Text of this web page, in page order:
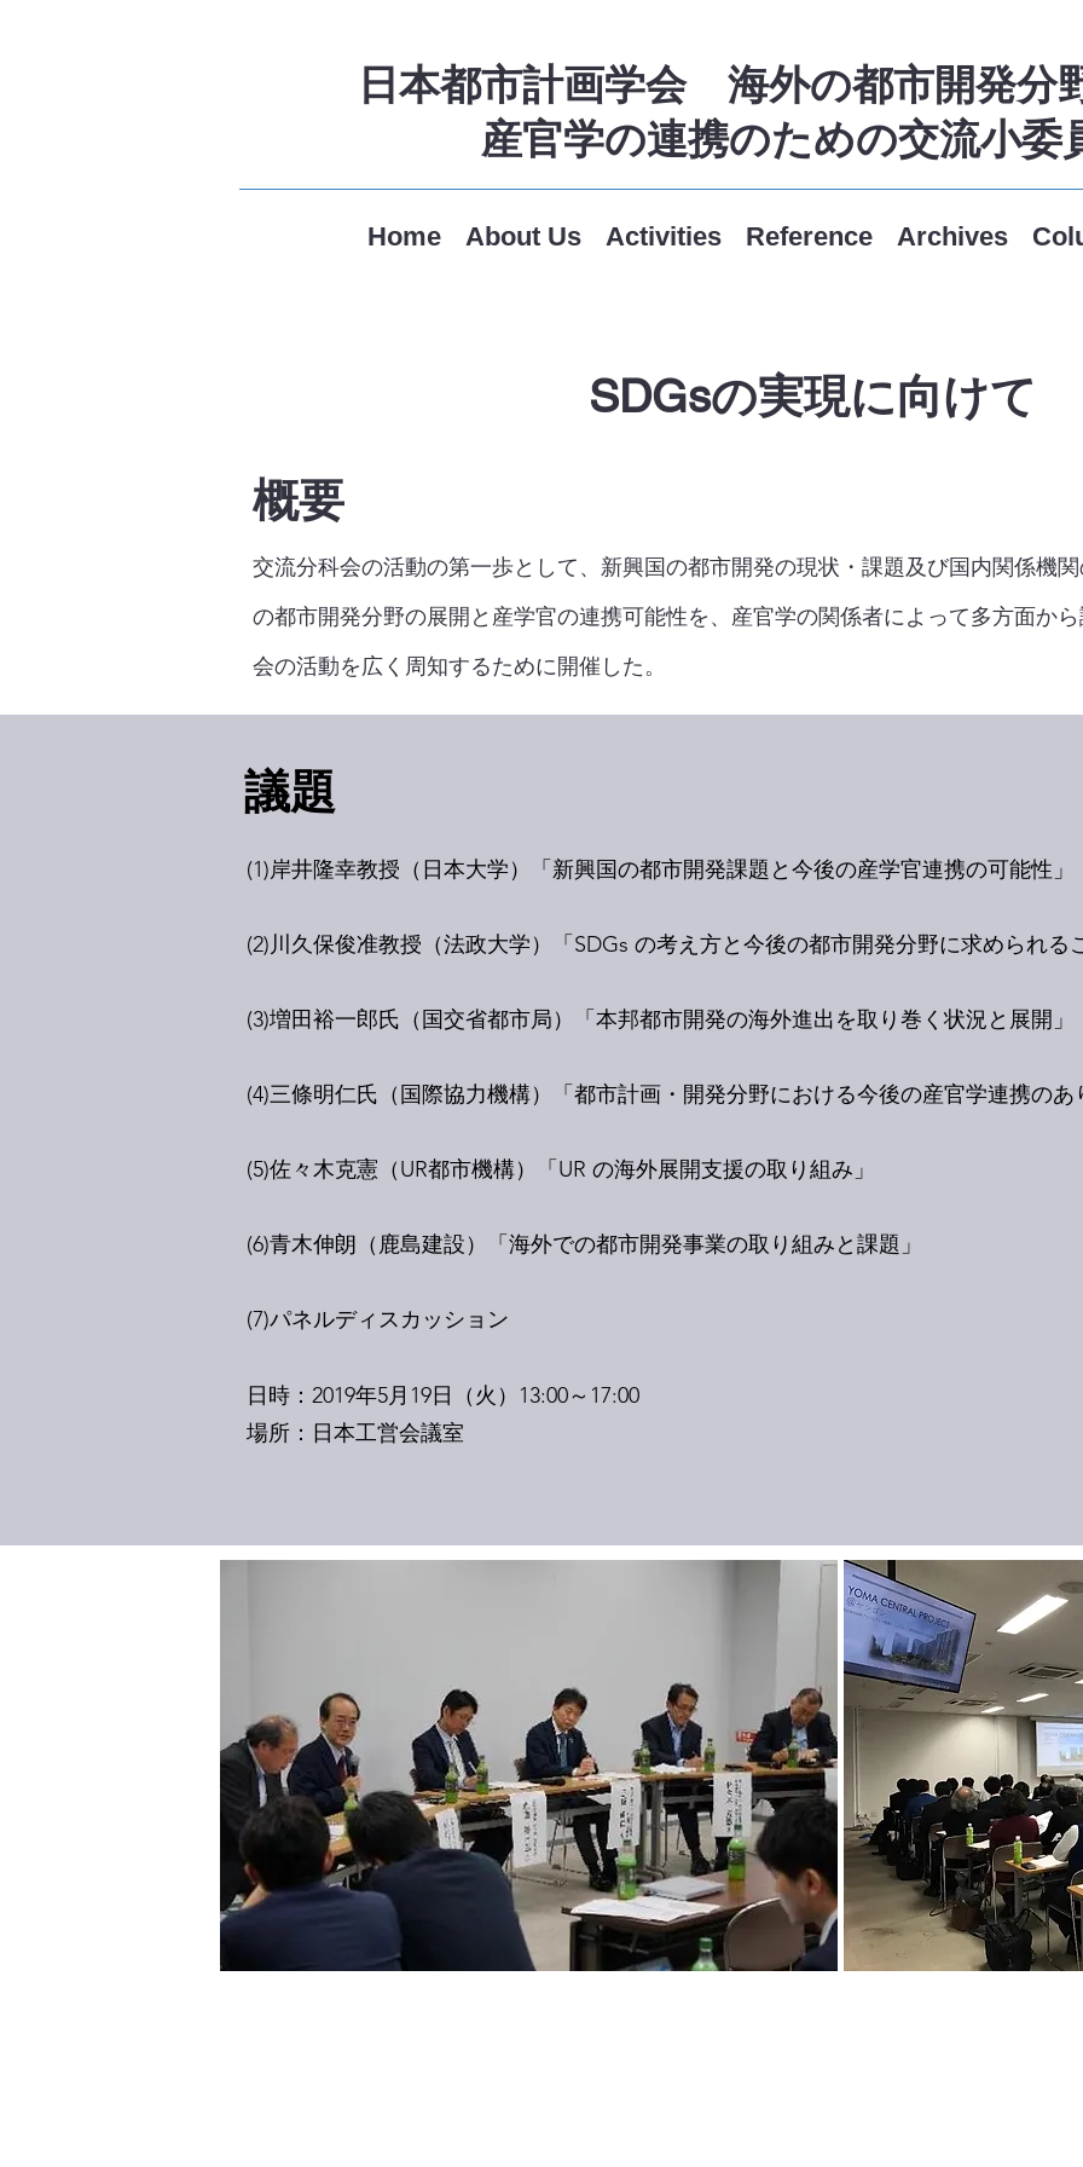
日本都市計画学会 海外の都市開発分
産官学の連携のための交流小委
Home About Us Activities Reference Archives
SDGsの実現に向けて
概要​
交流分科会の活動の第一歩として、新興国の都市開発の現状・課題及び国内関係機
の都市開発分野の展開と産学官の連携可能性を、産官学の関係者によって多方面か
会の活動を広く周知するために開催した。
​議題
(1)岸井隆幸教授（日本大学）「新興国の都市開発課題と今後の産学官連携の可能性」
(2)川久保俊准教授（法政大学）「SDGs の考え方と今後の都市開発分野に求められる
(3)増田裕一郎氏（国交省都市局）「本邦都市開発の海外進出を取り巻く状況と展開」
(4)三條明仁氏（国際協力機構）「都市計画・開発分野における今後の産官学連携のあ
(5)佐々木克憲（UR都市機構）「UR の海外展開支援の取り組み」
(6)青木伸朗（鹿島建設）「海外での都市開発事業の取り組みと課題」
(7)パネルディスカッション
日時：2019年5月19日（火）13:00～17:00
場所：日本工営会議室